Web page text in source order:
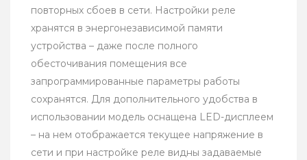
повторных сбоев в сети. Настройки реле
хранятся в энергонезависимой памяти
устройства – даже после полного
обесточивания помещения все
запрограммированные параметры работы
сохранятся. Для дополнительного удобства в
использовании модель оснащена LED-дисплеем
– на нем отображается текущее напряжение в
сети и при настройке реле видны задаваемые